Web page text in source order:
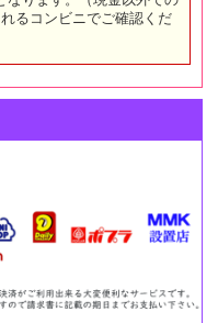
るコンビニでご確認くだ